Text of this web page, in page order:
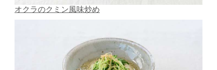
オクラのクミン風味炒め